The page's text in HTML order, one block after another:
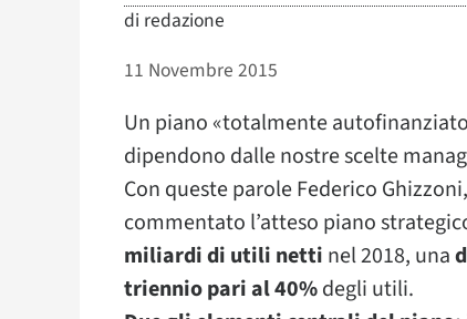
di redazione
11 Novembre 2015
Un piano «totalmente
dipendono dalle nostre scelte
Con queste parole Federico
commentato l’atteso piano
miliardi di utili netti nel 2018, una
triennio pari al 40%degli utili.